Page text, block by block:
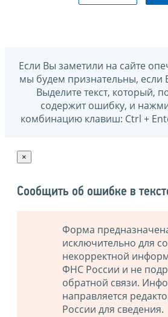
Если Вы заметили на сайте
мы будем признательны, если
Выделите текст, который,
содержит ошибку, и
комбинацию клавиш: Ctrl +
×
Сообщить об ошибке в
Форма
исключительно для
некорректной
ФНС России и не
обратной связи.
направляется
России для сведения.